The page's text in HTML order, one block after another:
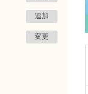
追加
変更